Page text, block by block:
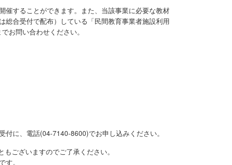
催することができます。また、当該事業に必要な教材
総合受付で配布）している「民間教育事業者施設利用
お問い合わせください。
に、電話(04-7140-8600)でお申し込みください。
ございますのでご了承ください。
す。